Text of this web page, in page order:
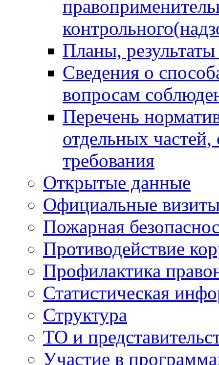
Планы,
Сведения о
вопросам
Перечень
отдельных
требования
Открытые данные
Официальные
Пожарная
Противодействие
Профилактика
Статистическая
Структура
ТО и
Участие в